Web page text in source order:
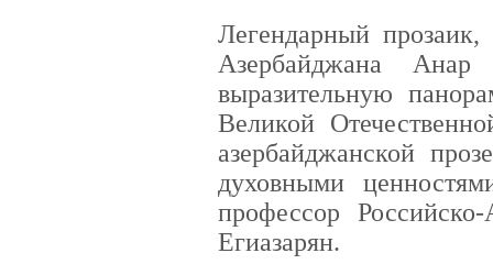
Легендарный прозаик,
Азербайджана
выразительную
Великой
азербайджанской
духовными
профессор
Егиазарян.